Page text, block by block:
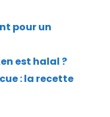
pour un
est halal ?
: la recette